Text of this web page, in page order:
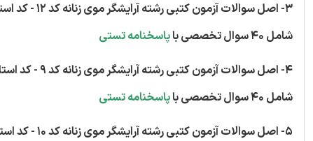
3- اصل سوالات آزمون کتبی رشته آرایشگر موی زنانه کد 12 - کد استاندارد 70/34/1/1-5
شامل 40 سوال تخصصی با
پاسخنامه تستی
4- اصل سوالات آزمون کتبی رشته آرایشگر موی زنانه کد 9 - کد استاندارد 70/34/1/1-5
شامل 40 سوال تخصصی با
پاسخنامه تستی
5- اصل سوالات آزمون کتبی رشته آرایشگر موی زنانه کد 10 - کد استاندارد 70/34/1/1-5